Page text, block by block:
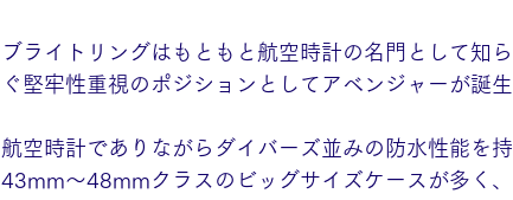
ブライトリングはもともと航空時計の名門として知
ぐ堅牢性重視のポジションとしてアベンジャーが誕生
航空時計でありながらダイバーズ並みの防水性能を持
43mm〜48mmクラスのビッグサイズケースが多く